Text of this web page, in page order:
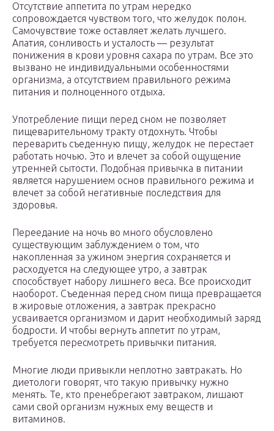
Отсутствие аппетита по утрам нередко
сопровождается чувством того, что желудок полон.
Самочувствие тоже оставляет желать лучшего.
Апатия, сонливость и усталость — результат
понижения в крови уровня сахара по утрам. Все это
вызвано не индивидуальными особенностями
организма, а отсутствием правильного режима
питания и полноценного отдыха.
Употребление пищи перед сном не позволяет
пищеварительному тракту отдохнуть. Чтобы
переварить съеденную пищу, желудок не перестает
работать ночью. Это и влечет за собой ощущение
утренней сытости. Подобная привычка в питании
является нарушением основ правильного режима и
влечет за собой негативные последствия для
здоровья.
Переедание на ночь во много обусловлено
существующим заблуждением о том, что
накопленная за ужином энергия сохраняется и
расходуется на следующее утро, а завтрак
способствует набору лишнего веса. Все происходит
наоборот. Съеденная перед сном пища превращается
в жировые отложения, а завтрак прекрасно
усваивается организмом и дарит необходимый заряд
бодрости. И чтобы вернуть аппетит по утрам,
требуется пересмотреть привычки питания.
Многие люди привыкли неплотно завтракать. Но
диетологи говорят, что такую привычку нужно
менять. Те, кто пренебрегают завтраком, лишают
сами свой организм нужных ему веществ и
витаминов.